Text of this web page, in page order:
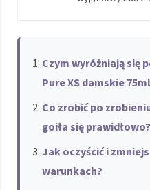
Czym wyróżniają się
Pure XS damskie
Co zrobić po
goiła się prawidłowo?
Jak oczyścić i
warunkach?